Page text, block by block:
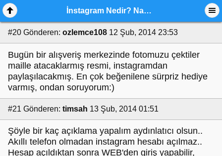
İnstagram Nedir? Nasıl Kullanılır?
#20 Gönderen: ozlemce108 12 Şub, 2014 23:53
Bugün bir alışveriş merkezinde fotomuzu çektiler
maille atacaklarmış resmi, instagramdan
paylaşılacakmış. En çok beğenilene sürpriz hediye
varmış, ondan soruyorum:)
#21 Gönderen: timsah 13 Şub, 2014 01:51
Şöyle bir kaç açıklama yapalım aydınlatıcı olsun..
Akıllı telefon olmadan instagram hesabı açılmaz..
Hesap açıldıktan sonra WEB'den giriş yapabilir,